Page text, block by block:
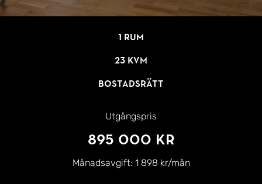
1 rum
23 kvm
Bostadsrätt
Utgångspris
895 000 kr
Månadsavgift: 1 898 kr/mån